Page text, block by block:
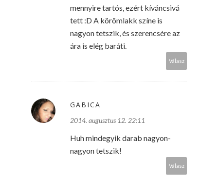
mennyire tartós, ezért kíváncsivá
tett :D A körömlakk színe is
nagyon tetszik, és szerencsére az
ára is elég baráti.
Válasz
GABICA
2014. augusztus 12. 22:11
Huh mindegyik darab nagyon-
nagyon tetszik!
Válasz